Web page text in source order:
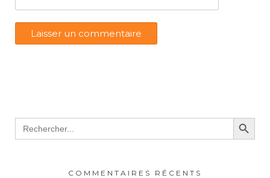
Search
for:
Search Button
COMMENTAIRES RÉCENTS